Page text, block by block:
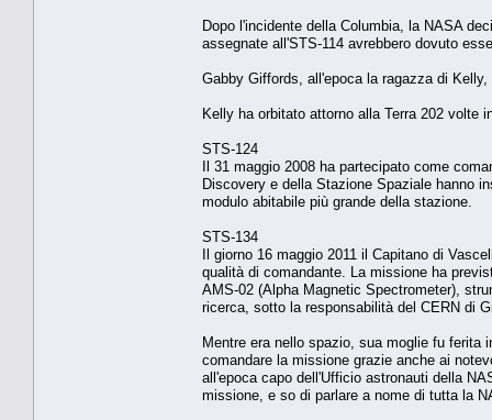
Dopo l'incidente della Columbia, la NASA
assegnate all'STS-114 avrebbero dovuto
Gabby Giffords, all'epoca la ragazza di
Kelly ha orbitato attorno alla Terra 202 volte
STS-124
Il 31 maggio 2008 ha partecipato come
Discovery e della Stazione Spaziale hanno
modulo abitabile più grande della stazione.
STS-134
Il giorno 16 maggio 2011 il Capitano di
qualità di comandante. La missione ha
AMS-02 (Alpha Magnetic Spectrometer),
ricerca, sotto la responsabilità del CERN di
Mentre era nello spazio, sua moglie fu ferita
comandare la missione grazie anche ai
all'epoca capo dell'Ufficio astronauti della
missione, e so di parlare a nome di tutta la